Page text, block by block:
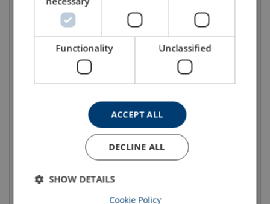
Vis produkt
WLL: 56 - 56 tonn
Klasse: 8
Functionality Unclassified
ACCEPT ALL
DECLINE ALL
SHOW DETAILS
Cookie Policy